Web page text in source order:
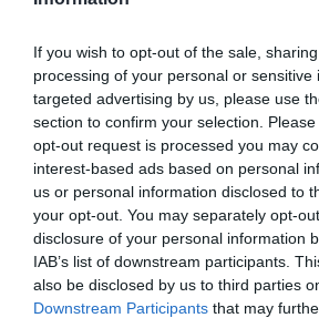
If you wish to opt-out of the sale,
processing of your personal or sensitive
targeted advertising by us, please use
section to confirm your selection.
opt-out request is processed you may
interest-based ads based on personal
us or personal information disclosed to
your opt-out. You may separately opt-
disclosure of your personal information
IAB’s list of downstream participants.
also be disclosed by us to third parties
Downstream Participants that may
Olvasd el ezt is!
Ezek a legfontosabb jövedelmi
kölcsönöknél
Ekkora a szórás az 1 millió
kölcsön törlesztőjében
Hozzányúltak a bankok a
kamataihoz
hitel pénzügyek kamat